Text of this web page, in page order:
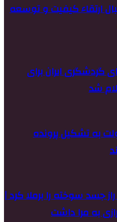
ارتقاء کیفیت و توسعه
گردشگری ایران برای
به تشکیل پرونده
جسد سوخته را برملا کرد |
به مرا داشت